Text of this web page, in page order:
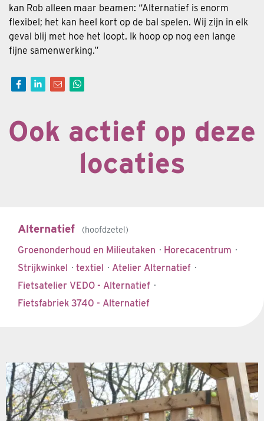
kan Rob alleen maar beamen: “Alternatief is enorm
flexibel; het kan heel kort op de bal spelen. Wij zijn in elk
geval blij met hoe het loopt. Ik hoop op nog een lange
fijne samenwerking.”
Ook actief op deze
locaties
Alternatief hoofdzetel
Groenonderhoud en Milieutaken · Horecacentrum ·
Strijkwinkel · textiel · Atelier Alternatief ·
Fietsatelier VEDO - Alternatief ·
Fietsfabriek 3740 - Alternatief